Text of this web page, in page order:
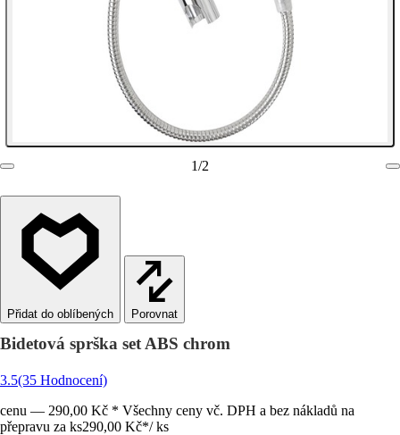
1/2
Porovnat
Bidetová sprška set ABS chrom
3.5(35 Hodnocení)
cenu — 290,00 Kč * Všechny ceny vč. DPH a bez nákladů na
přepravu za ks290,00 Kč*/ ks